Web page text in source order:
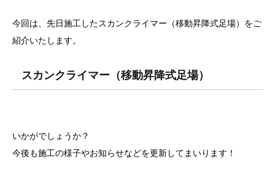
今回は、先日施工したスカンクライマー（移動昇降式足場）をご
紹介いたします。
スカンクライマー（移動昇降式足場）
いかがでしょうか？
今後も施工の様子やお知らせなどを更新してまいります！